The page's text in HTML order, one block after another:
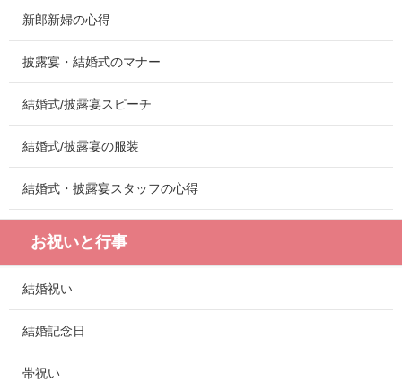
新郎新婦の心得
披露宴・結婚式のマナー
結婚式/披露宴スピーチ
結婚式/披露宴の服装
結婚式・披露宴スタッフの心得
お祝いと行事
結婚祝い
結婚記念日
帯祝い